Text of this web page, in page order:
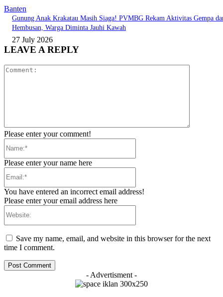
Banten
Gunung Anak Krakatau Masih Siaga! PVMBG Rekam Aktivitas Gempa
Hembusan, Warga Diminta Jauhi Kawah
27 July 2026
LEAVE A REPLY
Please enter your comment!
Please enter your name here
You have entered an incorrect email address!
Please enter your email address here
Save my name, email, and website in this browser for the next
time I comment.
- Advertisment -